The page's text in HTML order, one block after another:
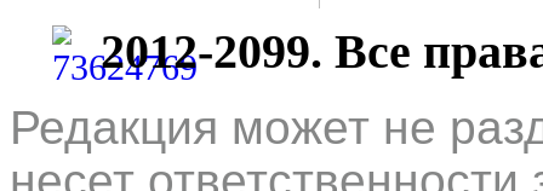
2012-2099. Все
Редакция может не